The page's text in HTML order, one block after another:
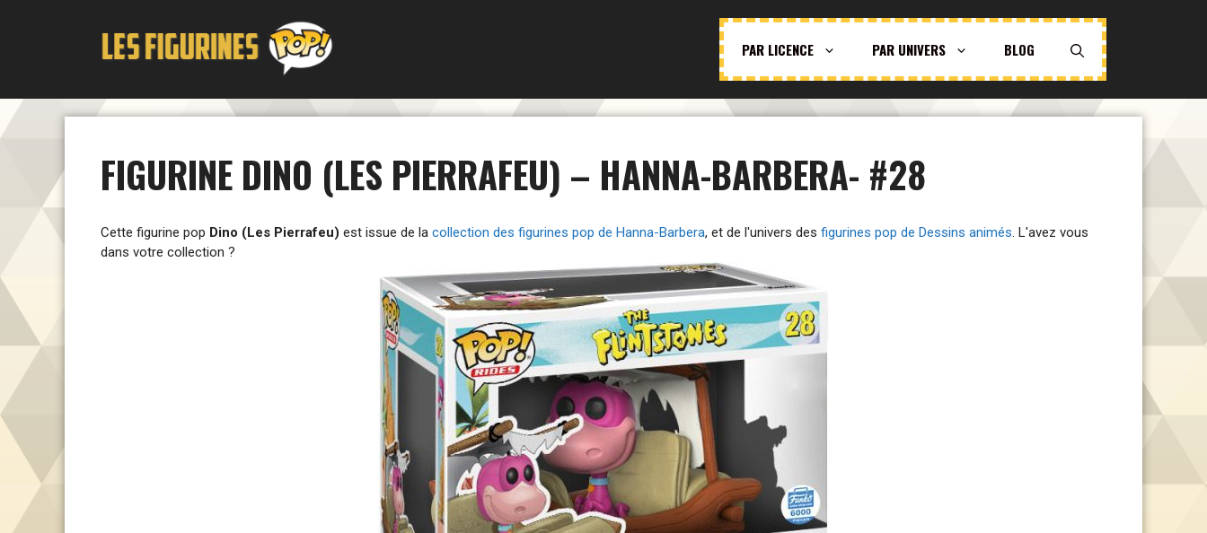
PAR LICENCE PAR UNIVERS BLOG
FIGURINE DINO (LES PIERRAFEU) – HANNA-BARBERA- #28
Cette figurine pop Dino (Les Pierrafeu) est issue de la collection des figurines pop de Hanna-Barbera, et de l'univers des figurines pop de Dessins animés. L'avez vous
dans votre collection ?